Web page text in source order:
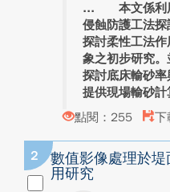
本文係利
侵蝕防護工法探
探討柔性工法
象之初步研究。
探討底床輸砂
提供現場輸砂
點閱：255
下
2
數值影像處理於
用研究